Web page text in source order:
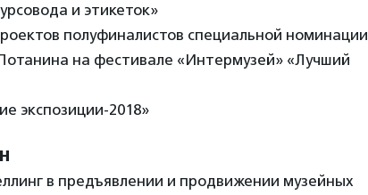
и этикеток»
полуфиналистов специальной номинации
на фестивале «Интермузей» «Лучший
экспозиции-2018»
в предъявлении и продвижении музейных